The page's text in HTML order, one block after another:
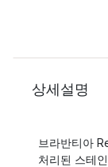
상세설명
브라반티아
처리된 스테